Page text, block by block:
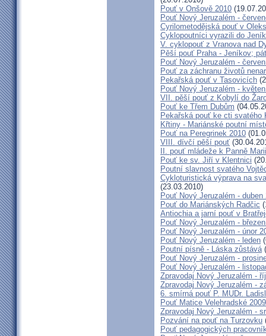
Pouť v Onšově 2010
Pouť Nový Jeruzalém -
Cyrilometodějská pouť v
Cyklopoutníci vyrazili do
V. cyklopouť z Vranova nad
Pěší pouť Praha - Jeníkov;
Pouť Nový Jeruzalém -
Pouť za záchranu životů
Pekařská pouť v Tasovicích
Pouť Nový Jeruzalém -
VII. pěší pouť z Kobylí do
Pouť ke Třem Dubům
Pekařská pouť ke cti svatého
Křtiny - Mariánské poutní
Pouť na Peregrinek 2010
VIII. dívčí pěší pouť
II. pouť mládeže k Panně
Pouť ke sv. Jiří v Klentnici
Poutní slavnost svatého
Cykloturistická výprava na
(23.03.2010)
Pouť Nový Jeruzalém - duben
Pouť do Mariánských Radčic
Antiochia a jarní pouť v
Pouť Nový Jeruzalém -
Pouť Nový Jeruzalém - únor
Pouť Nový Jeruzalém - leden
Poutní písně - Láska zůstává
Pouť Nový Jeruzalém -
Pouť Nový Jeruzalém -
Zpravodaj Nový Jeruzalém -
Zpravodaj Nový Jeruzalém -
6. smírná pouť P. MUDr.
Pouť Matice Velehradské 2009
Zpravodaj Nový Jeruzalém -
Pozvání na pouť na Turzovku
Pouť pedagogických